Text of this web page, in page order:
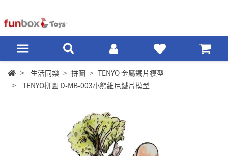
生活同樂 拼圖
TENYO 金屬鐵片模型
TENYO拼圖 D-MB-003小熊維尼鐵片模型